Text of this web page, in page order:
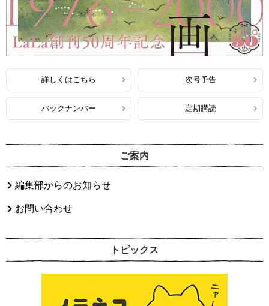
詳しくはこちら 次号予告
バックナンバー 定期購読
ご案内
編集部からのお知らせ
お問い合わせ
トピックス